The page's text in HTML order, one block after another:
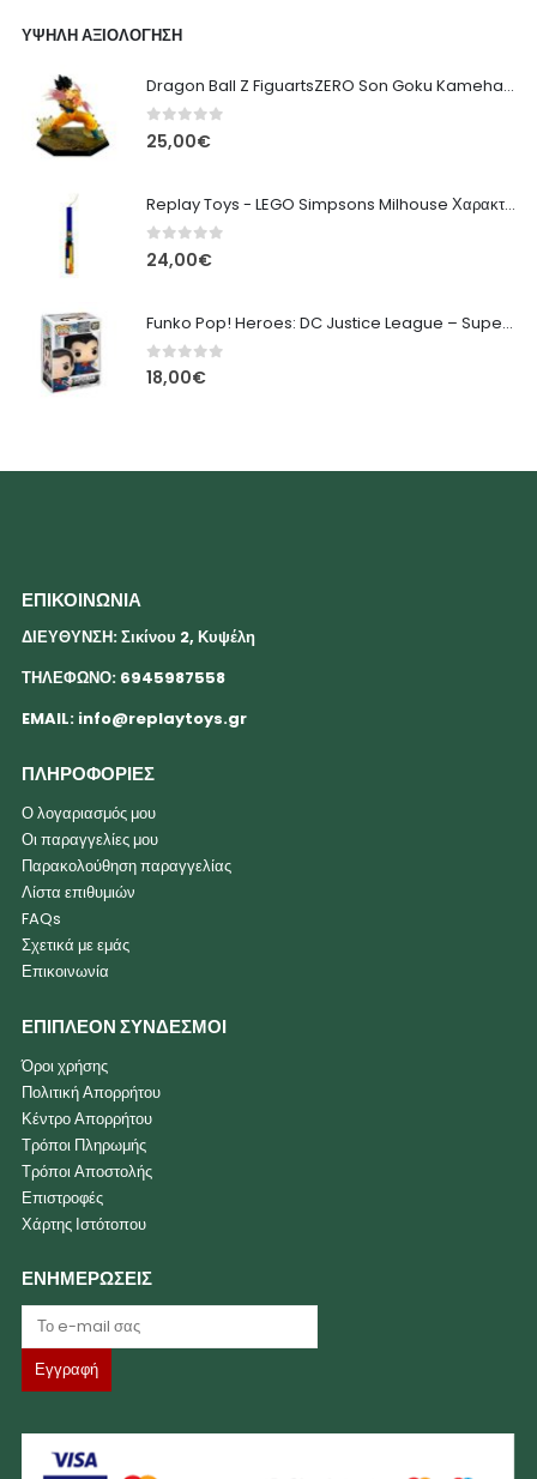
ΥΨΗΛΉ ΑΞΙΟΛΌΓΗΣΗ
Dragon Ball Z FiguartsZERO Son Goku Kamehameha PVC Φιγούρα
0out of 5
25,00€
Replay Toys - LEGO Simpsons Milhouse Χαρακτηριστική Πασχαλινή Λαμπάδα
0 out of 5
24,00€
Funko Pop! Heroes: DC Justice League – Superman #207 Φιγούρα
0out of 5
18,00€
ΕΠΙΚΟΙΝΩΝΙΑ
ΔΙΕΥΘΥΝΣΗ: Σικίνου 2, Κυψέλη
ΤΗΛΕΦΩΝΟ: 6945987558
EMAIL: info@replaytoys.gr
ΠΛΗΡΟΦΟΡΙΕΣ
Ο λογαριασμός μου
Οι παραγγελίες μου
Παρακολούθηση παραγγελίας
Λίστα επιθυμιών
FAQs
Σχετικά με εμάς
Επικοινωνία
ΕΠΙΠΛΕΟΝ ΣΥΝΔΕΣΜΟΙ
Όροι χρήσης
Πολιτική Απορρήτου
Κέντρο Απορρήτου
Τρόποι Πληρωμής
Τρόποι Αποστολής
Επιστροφές
Χάρτης Ιστότοπου
ΕΝΗΜΕΡΩΣΕΙΣ